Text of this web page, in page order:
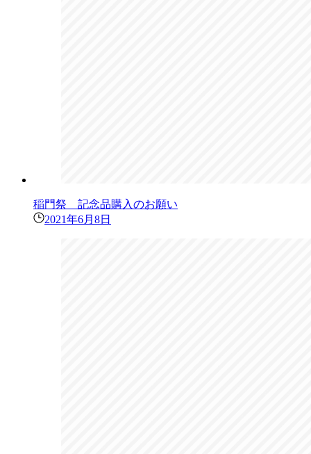
稲門祭 記念品購入のお願い
2021年6月8日